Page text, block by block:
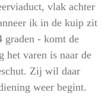
vlak achter
ik in de kuip zit
graden - komt de
het varen is naar de
Zij wil daar
weer begint.